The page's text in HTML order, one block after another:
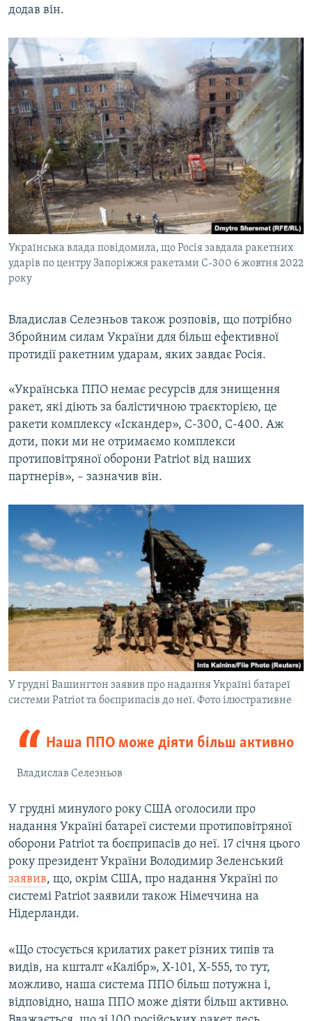
додав він.
Українська влада повідомила, що Росія завдала ракетних
ударів по центру Запоріжжя ракетами С-300 6 жовтня 2022
року
Владислав Селезньов також розповів, що потрібно
Збройним силам України для більш ефективної
протидії ракетним ударам, яких завдає Росія.
«Українська ППО немає ресурсів для знищення
ракет, які діють за балістичною траєкторією, це
ракети комплексу «Іскандер», С-300, С-400. Аж
доти, поки ми не отримаємо комплекси
протиповітряної оборони Patriot від наших
партнерів», – зазначив він.
У грудні Вашингтон заявив про надання Україні батареї
системи Patriot та боєприпасів до неї. Фото ілюстративне
Наша ППО може діяти більш активно
Владислав Селезньов
У грудні минулого року США оголосили про
надання Україні батареї системи протиповітряної
оборони Patriot та боєприпасів до неї. 17 січня цього
року президент України Володимир Зеленський
заявив, що, окрім США, про надання Україні по
системі Patriot заявили також Німеччина на
Нідерланди.
«Що стосується крилатих ракет різних типів та
видів, на кшталт «Калібр», Х-101, Х-555, то тут,
можливо, наша система ППО більш потужна і,
відповідно, наша ППО може діяти більш активно.